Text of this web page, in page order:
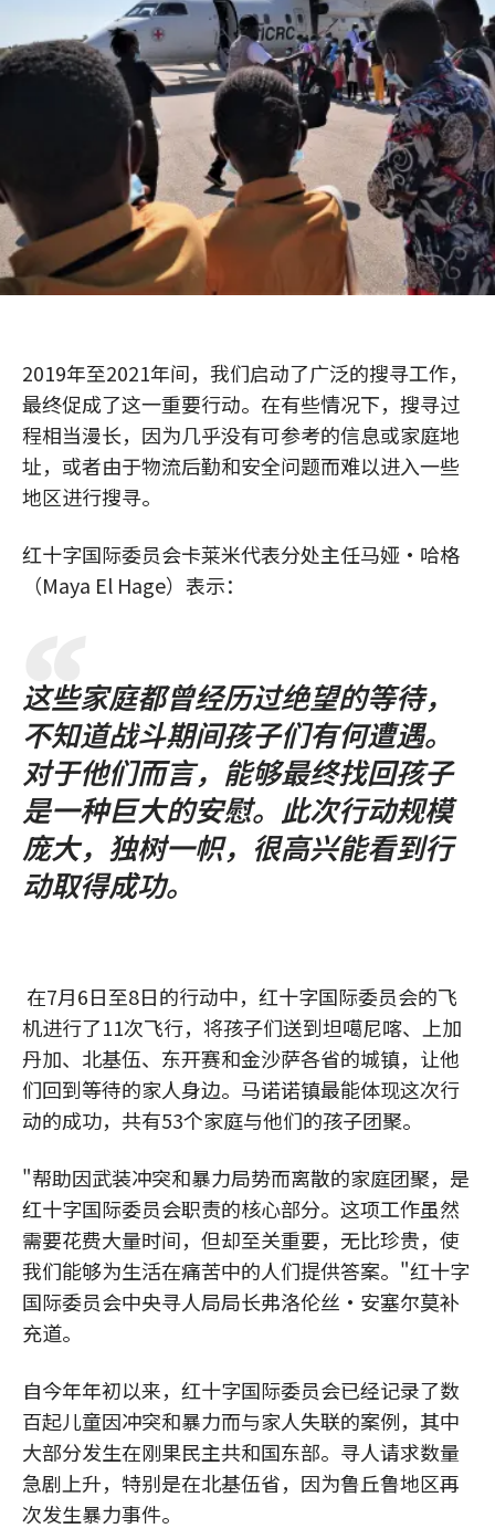
2019年至2021年间，我们启动了广泛的搜寻工作，
最终促成了这一重要行动。在有些情况下，搜寻过
程相当漫长，因为几乎没有可参考的信息或家庭地
址，或者由于物流后勤和安全问题而难以进入一些
地区进行搜寻。
红十字国际委员会卡莱米代表分处主任马娅·哈格
（Maya El Hage）表示：
这些家庭都曾经历过绝望的等待，
不知道战斗期间孩子们有何遭遇。
对于他们而言，能够最终找回孩子
是一种巨大的安慰。此次行动规模
庞大，独树一帜，很高兴能看到行
动取得成功。
在7月6日至8日的行动中，红十字国际委员会的飞
机进行了11次飞行，将孩子们送到坦噶尼喀、上加
丹加、北基伍、东开赛和金沙萨各省的城镇，让他
们回到等待的家人身边。马诺诺镇最能体现这次行
动的成功，共有53个家庭与他们的孩子团聚。
"帮助因武装冲突和暴力局势而离散的家庭团聚，是
红十字国际委员会职责的核心部分。这项工作虽然
需要花费大量时间，但却至关重要，无比珍贵，使
我们能够为生活在痛苦中的人们提供答案。"红十字
国际委员会中央寻人局局长弗洛伦丝·安塞尔莫补
充道。
自今年年初以来，红十字国际委员会已经记录了数
百起儿童因冲突和暴力而与家人失联的案例，其中
大部分发生在刚果民主共和国东部。寻人请求数量
急剧上升，特别是在北基伍省，因为鲁丘鲁地区再
次发生暴力事件。